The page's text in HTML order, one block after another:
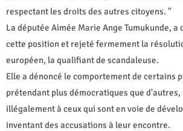
respectant les droits des autres citoyens. "
La députée Aimée Marie Ange Tumukunde, a
cette position et rejeté fermement la
européen, la qualifiant de scandaleuse.
Elle a dénoncé le comportement de certains
prétendant plus démocratiques que
illégalement à ceux qui sont en voie de
inventant des accusations à leur encontre.